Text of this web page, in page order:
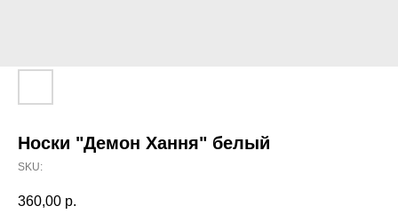
Носки "Демон Хання" белый
SKU:
360,00 р.